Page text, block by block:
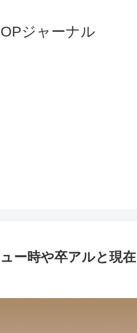
ジャーナル
ー時や卒アルと現在